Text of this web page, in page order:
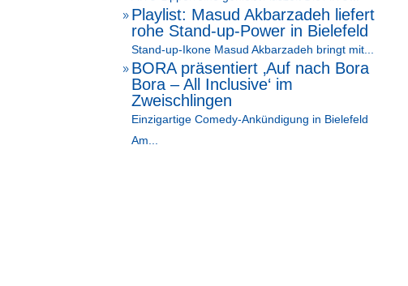
9 Playlist: Masud Akbarzadeh liefert
rohe Stand-up-Power in Bielefeld
Stand-up-Ikone Masud Akbarzadeh bringt mit...
9 BORA präsentiert ‚Auf nach Bora
Bora – All Inclusive‘ im
Zweischlingen
Einzigartige Comedy-Ankündigung in Bielefeld
Am...